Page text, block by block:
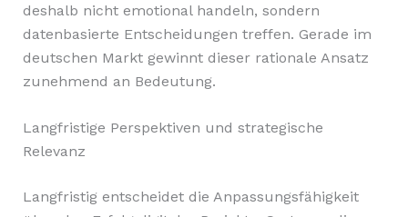
deshalb nicht emotional handeln, sondern
datenbasierte Entscheidungen treffen. Gerade im
deutschen Markt gewinnt dieser rationale Ansatz
zunehmend an Bedeutung.
Langfristige Perspektiven und strategische
Relevanz
Langfristig entscheidet die Anpassungsfähigkeit